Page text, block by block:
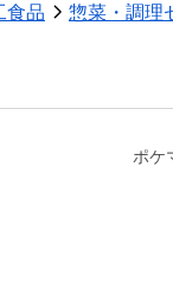
食品 惣菜・調理
ポケ